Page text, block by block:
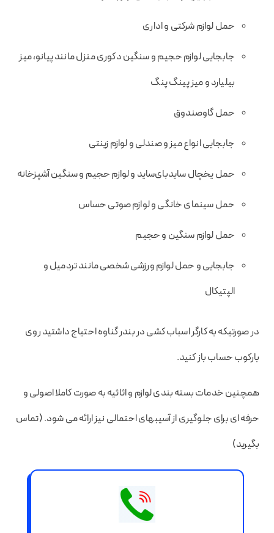
حمل لوازم شرکتی و اداری
جابجایی لوازم حجیم و سنگین دکوری منزل مانند پیانو، میز
بیلیارد و میز پینگ پنگ
حمل گاوصندوق
جابجایی انواع میز و صندلی و لوازم زینتی
حمل یخچال سایدبای‌ساید و لوازم حجیم و سنگین آشپزخانه
حمل سینمای خانگی و لوازم صوتی حساس
حمل لوازم سنگین و حجیم
جابجایی و حمل لوازم ورزشی شخصی مانند تردمیل و
الپتیکال
در صورتیکه به کارگر اسباب کشی در بندر گناوه احتیاج داشتید روی
بارکوب حساب باز کنید.
همچنین خدمات بسته بندی لوازم و اثاثیه به صورت کاملا اصولی و
حرفه ای برای جلوگیری از آسیبهای احتمالی نیز ارائه می شود. (تماس
بگیرید)